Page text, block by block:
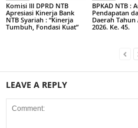
Komisi III DPRD NTB
Apresiasi Kinerja Bank
NTB Syariah : “Kinerja
Tumbuh, Fondasi Kuat”
BPKAD NTB :
Pendapatan
Daerah Tahun
2026. Ke. 45.
LEAVE A REPLY